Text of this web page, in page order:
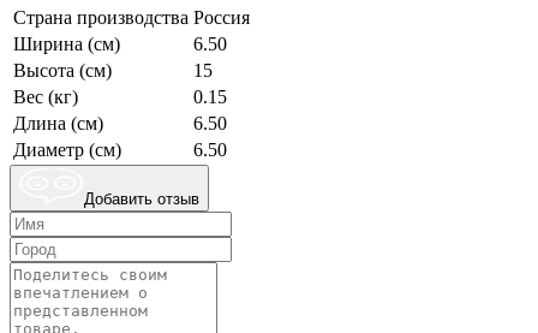
Страна производства Россия
Ширина (см)
6.50
Высота (см)
15
Вес (кг)
0.15
Длина (см)
6.50
Диаметр (см)
6.50
Добавить отзыв